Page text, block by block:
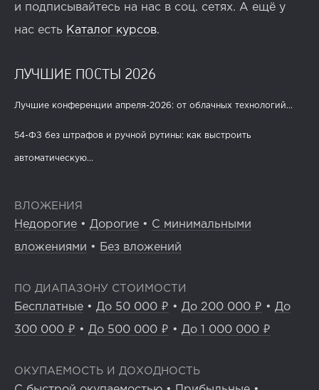
и подписывайтесь на нас в соц. сетях. А ещё у
нас есть Каталог курсов.
ЛУЧШИЕ ПОСТЫ 2026
Лучшие конференции апреля-2026: от облачных технологий...
54-ФЗ без штрафов и ручной рутины: как выстроить
автоматическую...
ВЛОЖЕНИЯ
Недорогие • Дорогие • С минимальными
вложениями • Без вложений
ПО ДИАПАЗОНУ СТОИМОСТИ
Бесплатные • До 50 000 ₽ • До 200 000 ₽ • До
300 000 ₽ • До 500 000 ₽ • До 1 000 000 ₽
ОКУПАЕМОСТЬ И ДОХОДНОСТЬ